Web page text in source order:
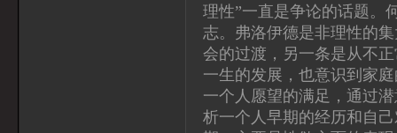
理性”一直是争论的话题。
志。弗洛伊德是非理性的
会的过渡，另一条是从不
一生的发展，也意识到家
一个人愿望的满足，通过
析一个人早期的经历和自